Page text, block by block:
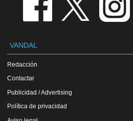
VANDAL
Redacción
Contactar
Publicidad / Advertising
Política de privacidad